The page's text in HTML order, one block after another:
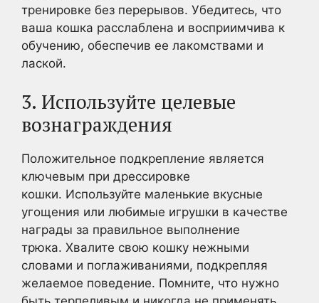
тренировке без перерывов. Убедитесь, что
ваша кошка расслаблена и восприимчива к
обучению, обеспечив ее лакомствами и
лаской.
3. Используйте целевые
вознаграждения
Положительное подкрепление является
ключевым при дрессировке
кошки. Используйте маленькие вкусные
угощения или любимые игрушки в качестве
награды за правильное выполнение
трюка. Хвалите свою кошку нежными
словами и поглаживаниями, подкрепляя
желаемое поведение. Помните, что нужно